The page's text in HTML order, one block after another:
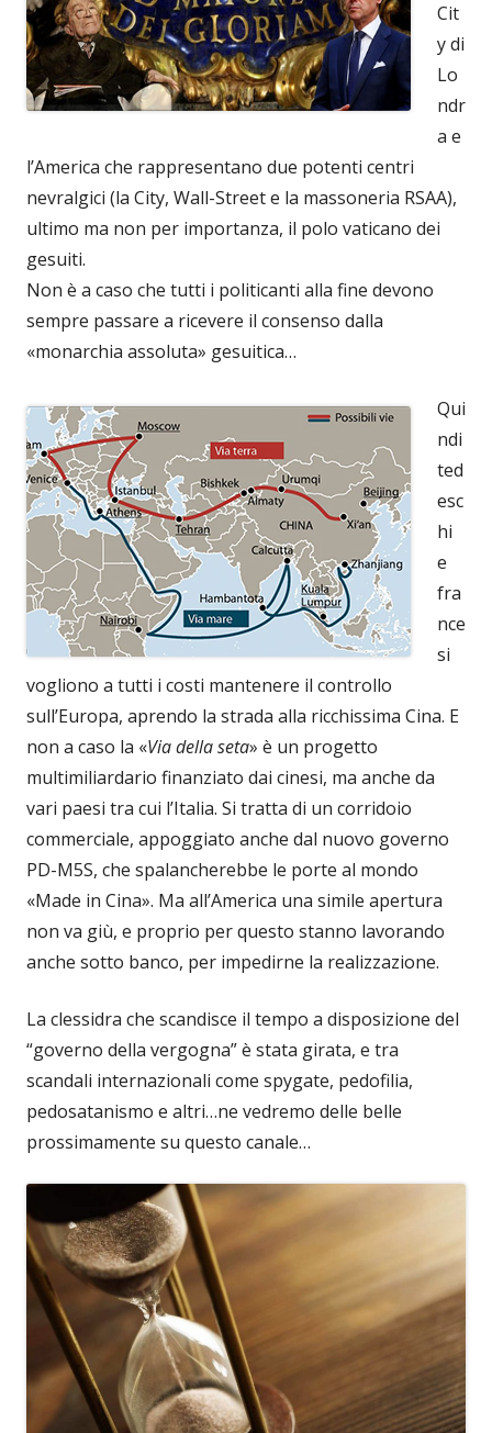
Cit
y di
Lo
ndr
a e
l’America che rappresentano due potenti centri
nevralgici (la City, Wall-Street e la massoneria RSAA),
ultimo ma non per importanza, il polo vaticano dei
gesuiti.
Non è a caso che tutti i politicanti alla fine devono
sempre passare a ricevere il consenso dalla
«monarchia assoluta» gesuitica…
Qui
ndi
ted
esc
hi
e
fra
nce
si
vogliono a tutti i costi mantenere il controllo
sull’Europa, aprendo la strada alla ricchissima Cina. E
non a caso la «Via della seta» è un progetto
multimiliardario finanziato dai cinesi, ma anche da
vari paesi tra cui l’Italia. Si tratta di un corridoio
commerciale, appoggiato anche dal nuovo governo
PD-M5S, che spalancherebbe le porte al mondo
«Made in Cina». Ma all’America una simile apertura
non va giù, e proprio per questo stanno lavorando
anche sotto banco, per impedirne la realizzazione.
La clessidra che scandisce il tempo a disposizione del
“governo della vergogna” è stata girata, e tra
scandali internazionali come spygate, pedofilia,
pedosatanismo e altri…ne vedremo delle belle
prossimamente su questo canale…